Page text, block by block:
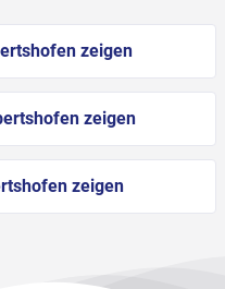
zeigen
zeigen
zeigen